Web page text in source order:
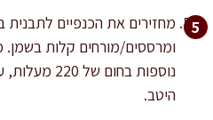
מחזירים את הכנפיים
נוספות
היטב.